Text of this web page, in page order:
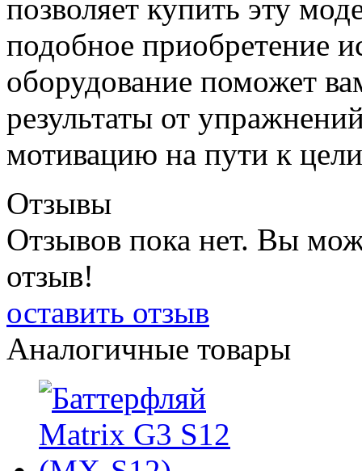
позволяет купить эту
подобное приобретение
оборудование поможет
результаты от
мотивацию на пути к
Отзывы
Отзывов пока нет. Вы
отзыв!
оставить отзыв
Аналогичные товары